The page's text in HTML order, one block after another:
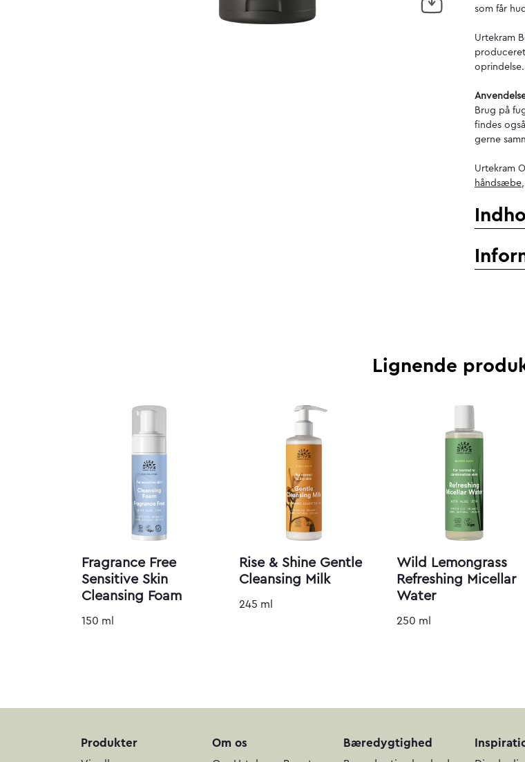
som får
Urtekram
oprindelse.
Brug på
findes
gerne
Urtekram
håndsæbe,
Lignende
Fragrance Free
Sensitive Skin
Cleansing Foam
150 ml
Rise & Shine Gentle
Cleansing Milk
245 ml
Wild Lemongrass
Refreshing Micellar
Water
250 ml
Produkter Om os Bæredygtighed